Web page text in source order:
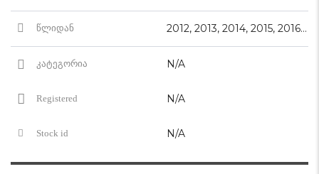
წლიდან 2012, 2013, 2014, 2015, 2016, 2017, 2018
კატეგორია N/A
Registered N/A
Stock id N/A